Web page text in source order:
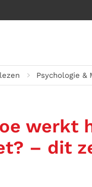
Psychologie &
werkt
– dit